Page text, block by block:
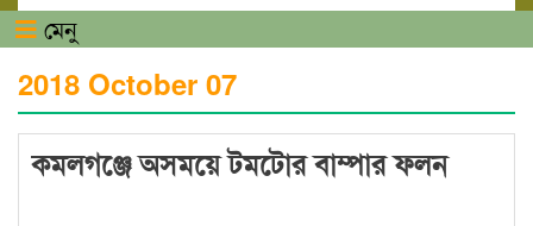
মেনু
2018 October 07
কমলগঞ্জে অসময়ে টমটোর বাম্পার ফলন